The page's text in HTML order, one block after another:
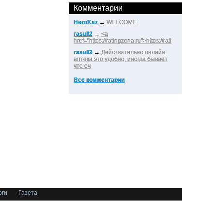
Комментарии
HeroKaz → WELCOME
rasull2 → <a
href="https://ratingzona.ru">https://rati
rasull2 → Действительно онлайн
аптека это удобно, иногда бывает
что оч
Все комментарии
Газета